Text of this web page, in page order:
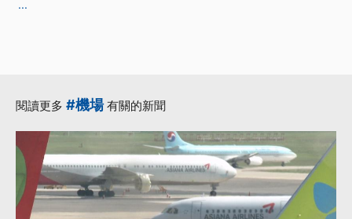
...
閱讀更多 #機場有關的新聞